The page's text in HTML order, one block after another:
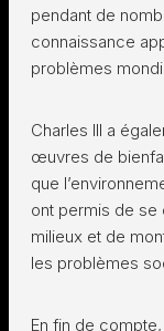
pendant de
connaissance
problèmes
Charles III a
œuvres de
que
ont permis de
milieux et de
les problèmes
En fin de